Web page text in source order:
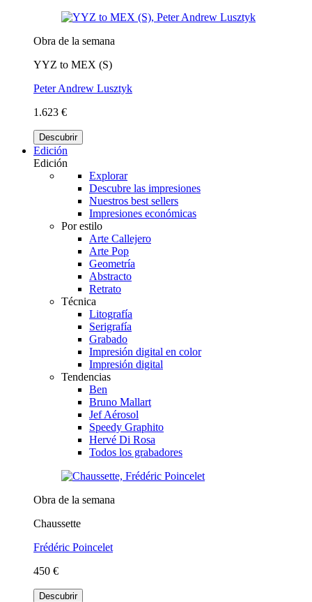
Obra de la semana
YYZ to MEX (S)
Peter Andrew Lusztyk
1.623 €
Descubrir
Edición
Edición
Explorar
Descubre las impresiones
Nuestros best sellers
Impresiones económicas
Por estilo
Arte Callejero
Arte Pop
Geometría
Abstracto
Retrato
Técnica
Litografía
Serigrafía
Grabado
Impresión digital en color
Impresión digital
Tendencias
Ben
Bruno Mallart
Jef Aérosol
Speedy Graphito
Hervé Di Rosa
Todos los grabadores
Obra de la semana
Chaussette
Frédéric Poincelet
450 €
Descubrir